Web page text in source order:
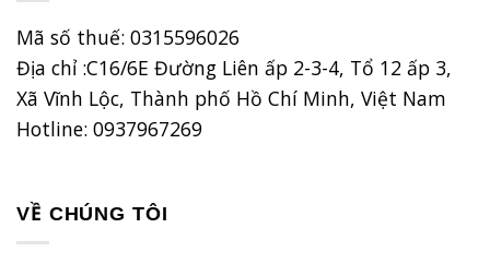
Mã số thuế: 0315596026
Địa chỉ :C16/6E Đường Liên ấp 2-3-4, Tổ 12 ấp 3,
Xã Vĩnh Lộc, Thành phố Hồ Chí Minh, Việt Nam
Hotline: 0937967269
VỀ CHÚNG TÔI